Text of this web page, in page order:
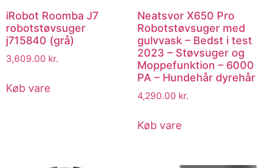
iRobot Roomba J7
robotstøvsuger
j715840 (grå)
3,609.00 kr.
Køb vare
Neatsvor X650 Pro
Robotstøvsuger med
gulvvask – Bedst i test
2023 – Støvsuger og
Moppefunktion – 6000
PA – Hundehår dyrehår
4,290.00 kr.
Køb vare